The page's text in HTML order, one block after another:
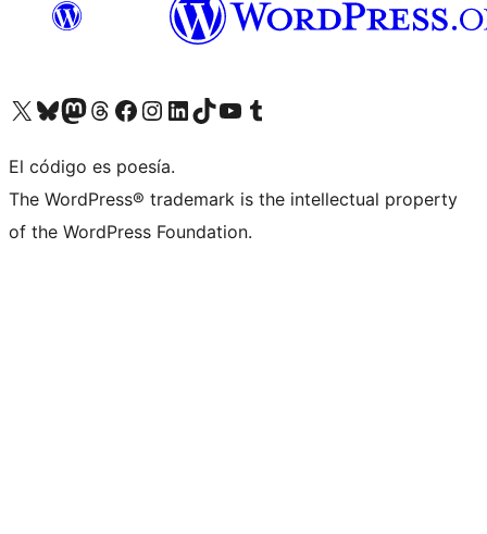
Visit our X (formerly Twitter) account
Visit our Bluesky account
Visit our Mastodon account
Visit our Threads account
Visita nuestra página de Facebook
Visita nuestra cuenta de Instagram
Visita nuestra cuenta de LinkedIn
Visit our TikTok account
Visita nuestro canal de YouTube
Visit our Tumblr account
El código es poesía.
The WordPress® trademark is the intellectual property
of the WordPress Foundation.